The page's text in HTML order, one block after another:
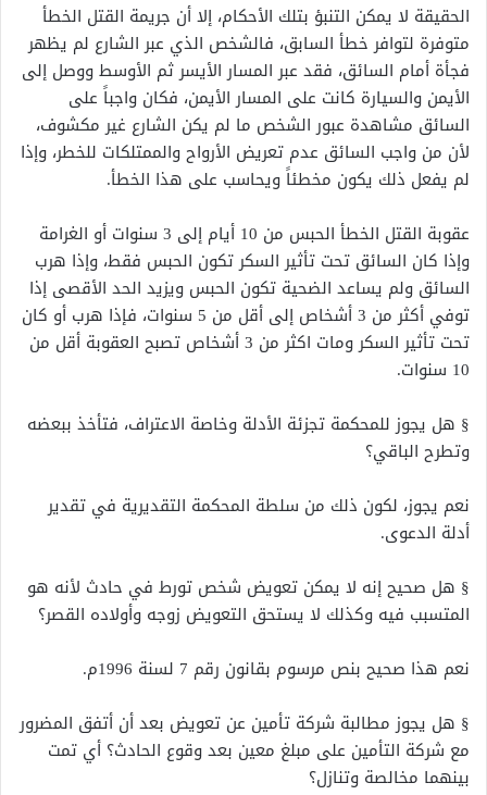
الحقيقة لا يمكن التنبؤ بتلك الأحكام، إلا أن جريمة القتل الخطأ
متوفرة لتوافر خطأ السابق، فالشخص الذي عبر الشارع لم يظهر
فجأة أمام السائق، فقد عبر المسار الأيسر ثم الأوسط ووصل إلى
الأيمن والسيارة كانت على المسار الأيمن، فكان واجباً على
السائق مشاهدة عبور الشخص ما لم يكن الشارع غير مكشوف،
لأن من واجب السائق عدم تعريض الأرواح والممتلكات للخطر، وإذا
لم يفعل ذلك يكون مخطئاً ويحاسب على هذا الخطأ.
عقوبة القتل الخطأ الحبس من 10 أيام إلى 3 سنوات أو الغرامة
وإذا كان السائق تحت تأثير السكر تكون الحبس فقط، وإذا هرب
السائق ولم يساعد الضحية تكون الحبس ويزيد الحد الأقصى إذا
توفي أكثر من 3 أشخاص إلى أقل من 5 سنوات، فإذا هرب أو كان
تحت تأثير السكر ومات اكثر من 3 أشخاص تصبح العقوبة أقل من
10 سنوات.
§ هل يجوز للمحكمة تجزئة الأدلة وخاصة الاعتراف، فتأخذ ببعضه
وتطرح الباقي؟
نعم يجوز، لكون ذلك من سلطة المحكمة التقديرية في تقدير
أدلة الدعوى.
§ هل صحيح إنه لا يمكن تعويض شخص تورط في حادث لأنه هو
المتسبب فيه وكذلك لا يستحق التعويض زوجه وأولاده القصر؟
نعم هذا صحيح بنص مرسوم بقانون رقم 7 لسنة 1996م.
§ هل يجوز مطالبة شركة تأمين عن تعويض بعد أن أتفق المضرور
مع شركة التأمين على مبلغ معين بعد وقوع الحادث؟ أي تمت
بينهما مخالصة وتنازل؟